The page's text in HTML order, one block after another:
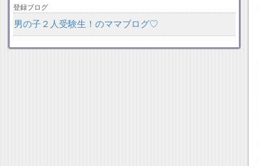
登録ブログ
男の子２人受験生！のママブログ♡